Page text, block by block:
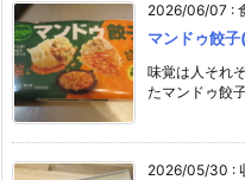
2026/06/07 :
マンドゥ餃
味覚は人それ
たマンドゥ餃
2026/05/30 :